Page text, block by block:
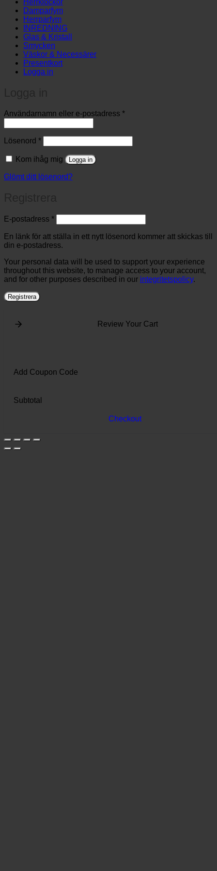
Herrklockor
Damparfym
Herrparfym
INREDNING
Glas & Kristall
Smycken
Väskor & Necessärer
Presentkort
Logga in
Användarnamn eller e-postadress *Obligatoriskt
Lösenord *Obligatoriskt
Kom ihåg mig Logga in
Glömt ditt lösenord?
E-postadress *Obligatoriskt
En länk för att ställa in ett nytt lösenord kommer att skickas till
din e-postadress.
Your personal data will be used to support your experience
throughout this website, to manage access to your account,
and for other purposes described in our integritetspolicy.
Registrera
Review Your Cart
Add Coupon Code
Subtotal
Checkout